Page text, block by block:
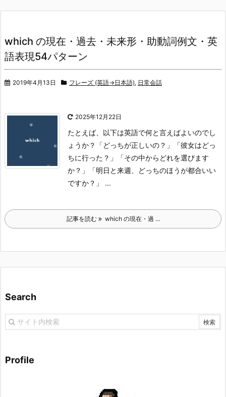
which の現在・過去・未来形・助動詞例文・英
語表現54パターン
2019年4月13日 フレーズ (英語→日本語), 日常会話
2025年12月22日
たとえば、以下は英語で何と言えばよいのでし
ょうか？
「どっちが正しいの？」
「彼女はどっ
ちに行った？」
「その中からどれを選びます
か？」
「明日と来週、どっちのほうが都合いい
ですか？」
...
記事を読む which の現在・過 ...
Search
Profile